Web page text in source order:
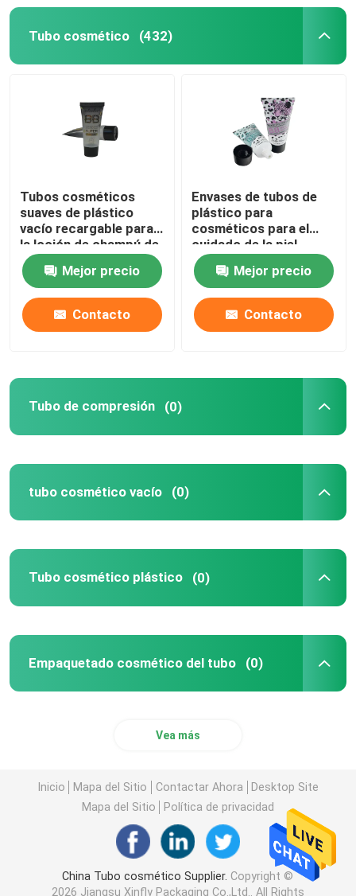
En casa
Sobre nosotros
Tubo cosmético (432)
Tubos cosméticos
suaves de plástico
vacío recargable para
la loción de champú de
hotel
Mejor precio
Contacto
Envases de tubos de
plástico para
cosméticos para el
cuidado de la piel
Mejor precio
Contacto
Tubo de compresión (0)
tubo cosmético vacío (0)
Tubo cosmético plástico (0)
Empaquetado cosmético del tubo (0)
Vea más
Inicio Mapa del Sitio Contactar Ahora
Desktop Site
Mapa del Sitio
Política de privacidad
China Tubo cosmético Supplier. Copyright ©
2026 Jiangsu Xinfly Packaging Co.,Ltd.. All Rights